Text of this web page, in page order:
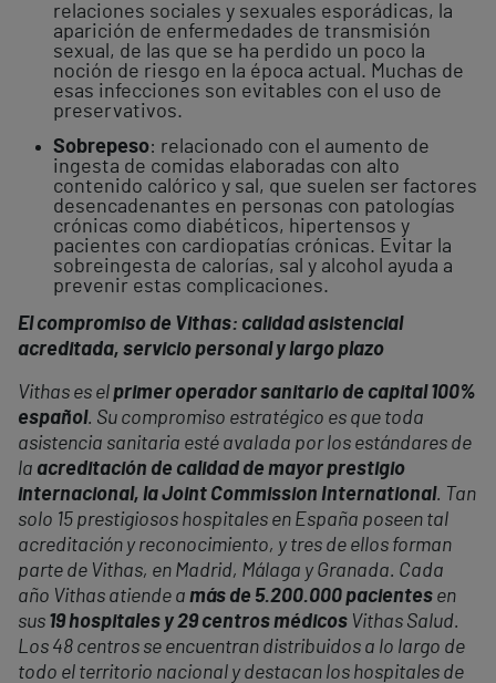
relaciones sociales y sexuales esporádicas, la
aparición de enfermedades de transmisión
sexual, de las que se ha perdido un poco la
noción de riesgo en la época actual. Muchas de
esas infecciones son evitables con el uso de
preservativos.
Sobrepeso: relacionado con el aumento de
ingesta de comidas elaboradas con alto
contenido calórico y sal, que suelen ser factores
desencadenantes en personas con patologías
crónicas como diabéticos, hipertensos y
pacientes con cardiopatías crónicas. Evitar la
sobreingesta de calorías, sal y alcohol ayuda a
prevenir estas complicaciones.
El compromiso de Vithas: calidad asistencial
acreditada, servicio personal y largo plazo
Vithas es el primer operador sanitario de capital 100%
español. Su compromiso estratégico es que toda
asistencia sanitaria esté avalada por los estándares de
la acreditación de calidad de mayor prestigio
internacional, la Joint Commission International. Tan
solo 15 prestigiosos hospitales en España poseen tal
acreditación y reconocimiento, y tres de ellos forman
parte de Vithas, en Madrid, Málaga y Granada. Cada
año Vithas atiende a más de 5.200.000 pacientes en
sus 19 hospitales y 29 centros médicos Vithas Salud.
Los 48 centros se encuentran distribuidos a lo largo de
todo el territorio nacional y destacan los hospitales de